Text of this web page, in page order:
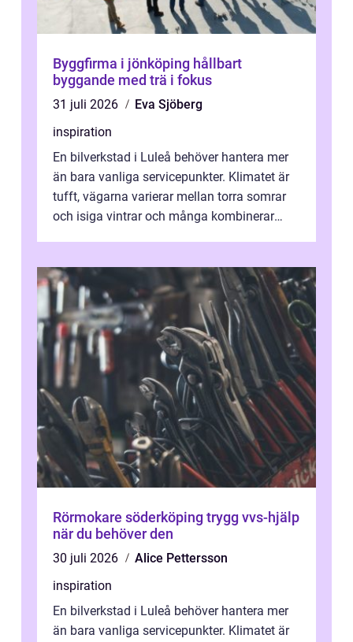
Byggfirma i jönköping hållbart
byggande med trä i fokus
31 juli 2026
Eva Sjöberg
inspiration
En bilverkstad i Luleå behöver hantera mer
än bara vanliga servicepunkter. Klimatet är
tufft, vägarna varierar mellan torra somrar
och isiga vintrar och många kombinerar
Rörmokare söderköping trygg vvs-hjälp
när du behöver den
30 juli 2026
Alice Pettersson
inspiration
En bilverkstad i Luleå behöver hantera mer
än bara vanliga servicepunkter. Klimatet är